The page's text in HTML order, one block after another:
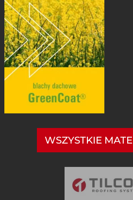
WSZYSTKIE